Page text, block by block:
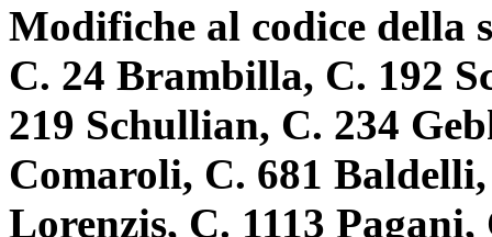
Modifiche al codice della
C. 24 Brambilla, C. 192
219 Schullian, C. 234
Comaroli, C. 681
Lorenzis, C. 1113